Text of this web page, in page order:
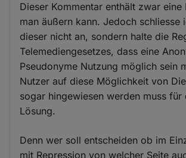
Dieser Kommentar enthält zwar eine
man äußern kann. Jedoch schliesse
dieser nicht an, sondern halte die
Telemediengesetzes, dass eine
Pseudonyme Nutzung möglich sein
Nutzer auf diese Möglichkeit von
sogar hingewiesen werden muss für
Lösung.
Denn wer soll entscheiden ob im
mit Repression von welcher Seite